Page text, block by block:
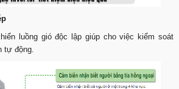
luồng gió độc lập giúp cho việc kiểm soát
tự động.